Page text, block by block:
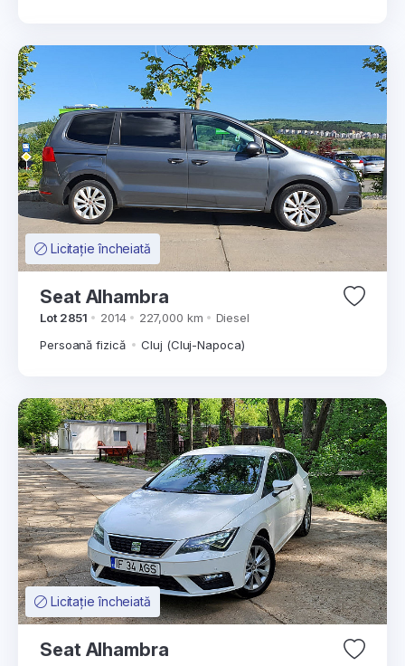
Licitație încheiată
Seat Alhambra
Lot 2851 2014 227,000 km
Diesel
Persoană fizică
Cluj (Cluj-Napoca)
Licitație încheiată
Seat Alhambra